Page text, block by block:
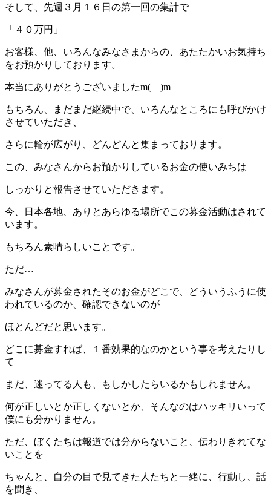
そして、先週３月１６日の第一回の集計で
「４０万円」
お客様、他、いろんなみなさまからの、あたたかいお気持ち
をお預かりしております。
本当にありがとうございましたm(__)m
もちろん、まだまだ継続中で、いろんなところにも呼びかけ
させていただき、
さらに輪が広がり、どんどんと集まっております。
この、みなさんからお預かりしているお金の使いみちは
しっかりと報告させていただきます。
今、日本各地、ありとあらゆる場所でこの募金活動はされて
います。
もちろん素晴らしいことです。
ただ…
みなさんが募金されたそのお金がどこで、どういうふうに使
われているのか、確認できないのが
ほとんどだと思います。
どこに募金すれば、１番効果的なのかという事を考えたりし
て
まだ、迷ってる人も、もしかしたらいるかもしれません。
何が正しいとか正しくないとか、そんなのはハッキリいって
僕にも分かりません。
ただ、ぼくたちは報道では分からないこと、伝わりきれてな
いことを
ちゃんと、自分の目で見てきた人たちと一緒に、行動し、話
を聞き、